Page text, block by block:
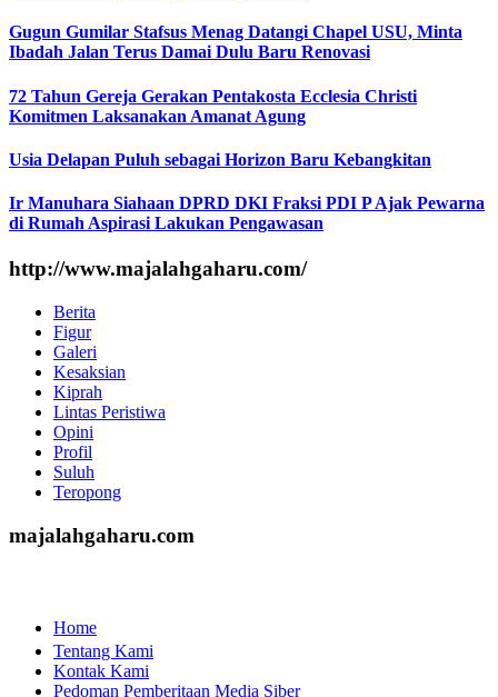
Gugun Gumilar Stafsus Menag Datangi Chapel USU, Minta
Ibadah Jalan Terus Damai Dulu Baru Renovasi
72 Tahun Gereja Gerakan Pentakosta Ecclesia Christi
Komitmen Laksanakan Amanat Agung
Usia Delapan Puluh sebagai Horizon Baru Kebangkitan
Ir Manuhara Siahaan DPRD DKI Fraksi PDI P Ajak Pewarna
di Rumah Aspirasi Lakukan Pengawasan
http://www.majalahgaharu.com/
Berita
Figur
Galeri
Kesaksian
Kiprah
Lintas Peristiwa
Opini
Profil
Suluh
Teropong
majalahgaharu.com
Home
Tentang Kami
Kontak Kami
Pedoman Pemberitaan Media Siber